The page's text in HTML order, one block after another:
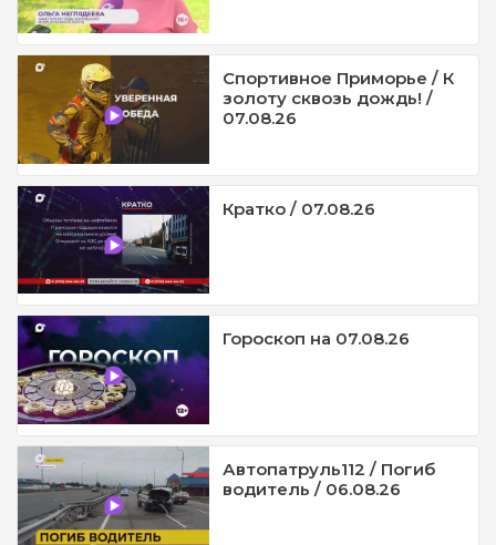
Спортивное Приморье / К
золоту сквозь дождь! /
07.08.26
Кратко / 07.08.26
Гороскоп на 07.08.26
Автопатруль112 / Погиб
водитель / 06.08.26